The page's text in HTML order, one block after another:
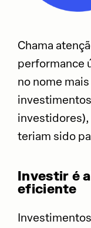
Chama
performance
no nome
investidores),
teriam sido
Investir é
eficiente